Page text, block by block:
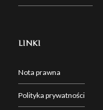
LINKI
Nota prawna
Polityka prywatności